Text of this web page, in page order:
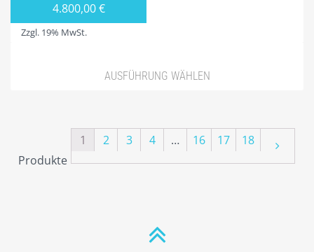
4.800,00€
Zzgl. 19% MwSt.
AUSFÜHRUNG WÄHLEN
Produkte
1 2 3 4 … 16 17
18